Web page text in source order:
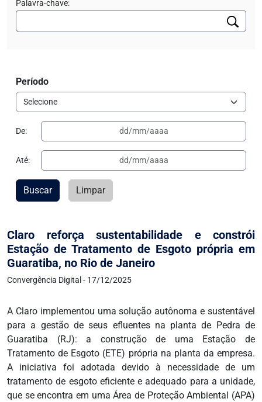
Claro reforça sustentabilidade e constrói
Estação de Tratamento de Esgoto própria em
Guaratiba, no Rio de Janeiro
Convergência Digital - 17/12/2025
A Claro implementou uma solução autônoma e sustentável
para a gestão de seus efluentes na planta de Pedra de
Guaratiba (RJ): a construção de uma Estação de
Tratamento de Esgoto (ETE) própria na planta da empresa.
A iniciativa foi adotada devido à necessidade de um
tratamento de esgoto eficiente e adequado para a unidade,
que se encontra em uma Área de Proteção Ambiental (APA)
Palavra-chave:
Período
De:
Até:
Buscar Limpar